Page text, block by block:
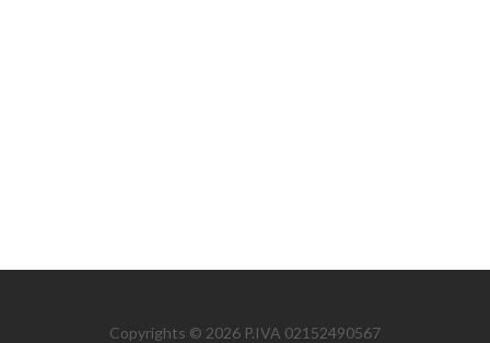
Copyrights © 2026 P.IVA 02152490567